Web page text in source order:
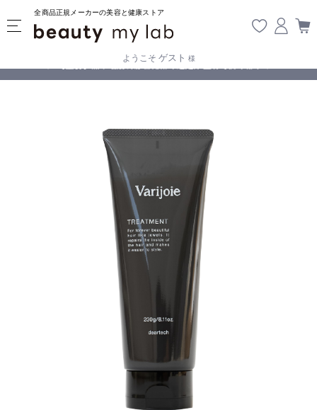
全商品正規メーカーの美容と健康ストア
ようこそ ゲスト 様
【重要】熊本地震の影響により遅延が生じております